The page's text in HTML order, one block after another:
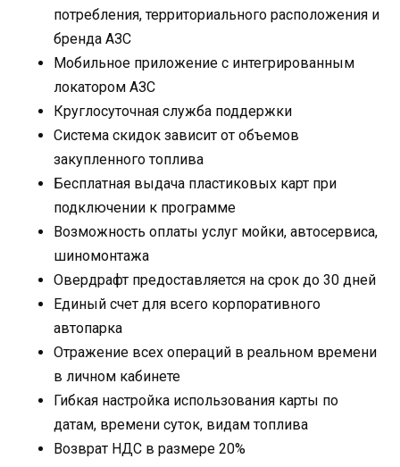
потребления, территориального расположения и
бренда АЗС
Мобильное приложение с интегрированным
локатором АЗС
Круглосуточная служба поддержки
Система скидок зависит от объемов
закупленного топлива
Бесплатная выдача пластиковых карт при
подключении к программе
Возможность оплаты услуг мойки, автосервиса,
шиномонтажа
Овердрафт предоставляется на срок до 30 дней
Единый счет для всего корпоративного
автопарка
Отражение всех операций в реальном времени
в личном кабинете
Гибкая настройка использования карты по
датам, времени суток, видам топлива
Возврат НДС в размере 20%